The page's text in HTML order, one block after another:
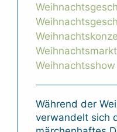
Während der
verwandelt sich